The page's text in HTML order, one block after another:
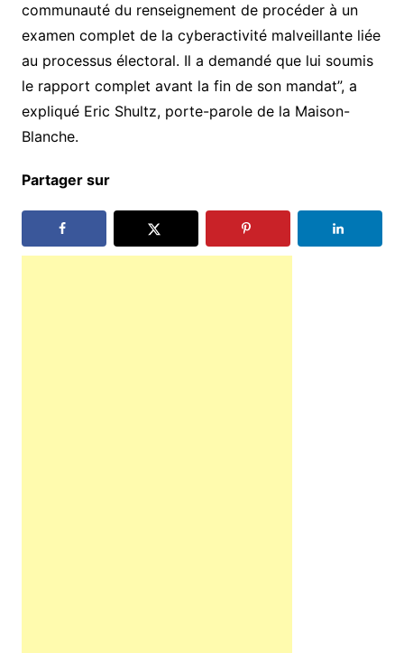
communauté du renseignement de procéder à un
examen complet de la cyberactivité malveillante liée
au processus électoral. Il a demandé que lui soumis
le rapport complet avant la fin de son mandat”, a
expliqué Eric Shultz, porte-parole de la Maison-
Blanche.
Partager sur